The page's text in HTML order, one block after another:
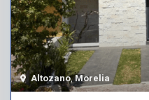
Altozano,Morelia